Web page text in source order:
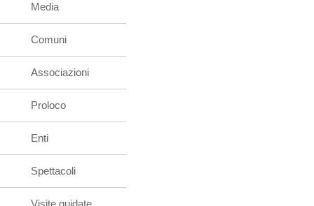
Media
Comuni
Associazioni
Proloco
Enti
Spettacoli
Visite guidate